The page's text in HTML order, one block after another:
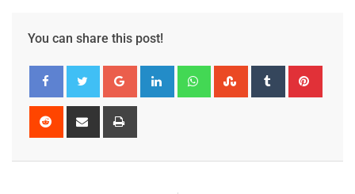
You can share this post!
Google+ LinkedIn WhatsappStumbleUpon
Tumblr
Reddit
Share